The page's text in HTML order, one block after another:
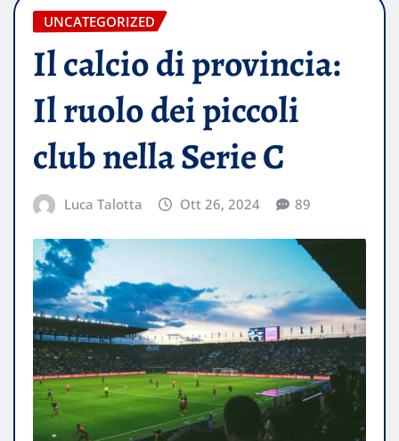
UNCATEGORIZED
Il calcio di provincia:
Il ruolo dei piccoli
club nella Serie C
Luca Talotta Ott 26, 2024 89